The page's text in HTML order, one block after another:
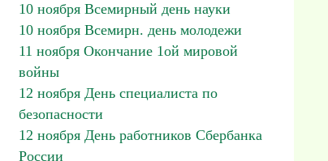
10 ноября Всемирный день науки
10 ноября Всемирн. день молодежи
11 ноября Окончание 1ой мировой
войны
12 ноября День специалиста по
безопасности
12 ноября День работников Сбербанка
России